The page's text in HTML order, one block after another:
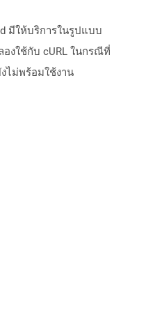
มีให้บริการในรูปแบบ
องใช้กับ cURL ในกรณีที่
ไม่พร้อมใช้งาน